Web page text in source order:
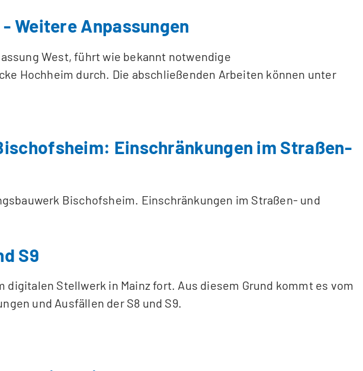
Weitere Anpassungen
West, führt wie bekannt notwendige
Hochheim durch. Die abschließenden Arbeiten können unter
Einschränkungen im Straßen-
Bischofsheim. Einschränkungen im Straßen- und
S9
digitalen Stellwerk in Mainz fort. Aus diesem Grund kommt es vom
und Ausfällen der S8 und S9.